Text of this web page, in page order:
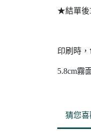
★結單後
印刷時
5.8cm霧
猜您喜